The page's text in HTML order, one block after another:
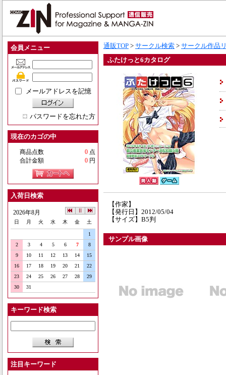
会員メニュー
メールアドレスを記憶
パスワードを忘れた方
現在のカゴの中
商品点数 0 点
合計金額
0 円
入荷日検索
2026年8月
日 月 火 水 木 金 土
1
2
3 4 5 6 7
8
9
10 11 12 13 14
15
16
17 18 19 20 21
22
23
24 25 26 27 28
29
30
31
キーワード検索
注目キーワード
通販TOP > サークル検索 > サークル作品
ふたけっと6カタログ
【作家】
【発行日】2012/05/04
【サイズ】B5判
サンプル画像